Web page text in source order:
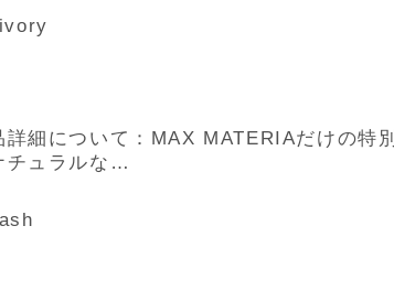
について：MAX MATERIAだけの特
チュラルな…